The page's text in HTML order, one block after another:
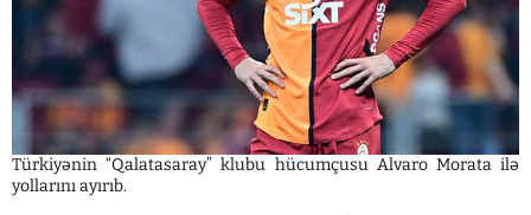
Türkiyənin “Qalatasaray” klubu hücumçusu Alvaro Morata ilə
yollarını ayırıb.